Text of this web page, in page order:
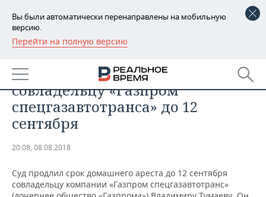
Вы были автоматически перенаправлены на мобильную
версию.
Перейти на полную версию
РЕГИОНЫ
БАШКОРТОСТАН
ТАТАРСТАН
УДМУРТИЯ
НОВОСТИ
АНАЛИТИКА
НОВОСТИ АНАЛИТИКИ
ДЕКЛАРАЦИИ О ДОХОДАХ
КОРОЛИ ГОСЗАКАЗА ПФО
ЭКОНОМИКА
НОВОСТИ ЭКОНОМИКИ
ФИНАНСЫ
ПРОМЫШЛЕННОСТЬ
НОВОСТИ
ПРОМЫШЛЕННОСТИ
НЕДВИЖИМОСТЬ
Суд продлил домашний арест
совладельцу «Газпром
спецгазавтотранса» до 12
сентября
20:08, 08.08.2018
Суд продлил срок домашнего ареста до 12 сентября
совладельцу компании «Газпром спецгазавтотранс»